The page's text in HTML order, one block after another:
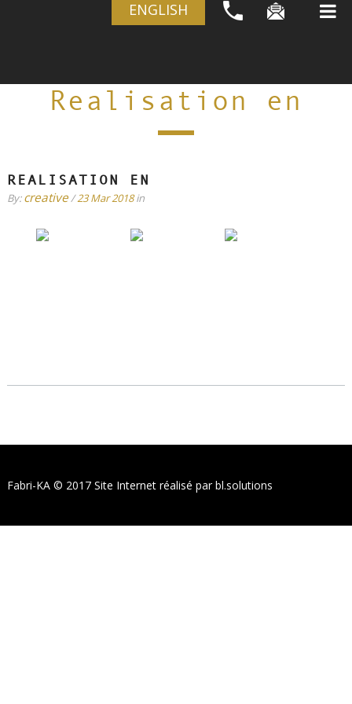
ENGLISH
Realisation en
REALISATION EN
By:creative/23 Mar 2018in
Fabri-KA © 2017 Site Internet réalisé par bl.solutions